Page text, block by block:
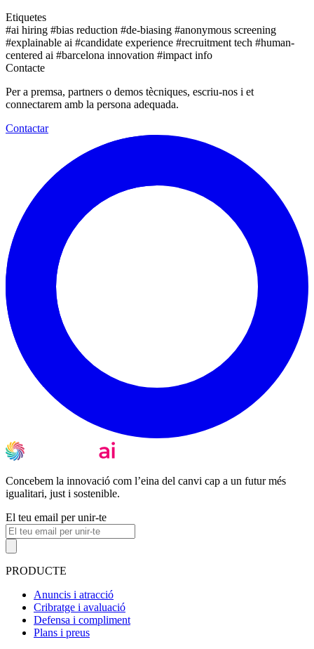
Etiquetes
#ai hiring #bias reduction #de-biasing #anonymous screening
#explainable ai #candidate experience #recruitment tech #human-
centered ai #barcelona innovation #impact info
Contacte
Per a premsa, partners o demos tècniques, escriu-nos i et
connectarem amb la persona adequada.
Contactar
Concebem la innovació com l’eina del canvi cap a un futur més
igualitari, just i sostenible.
El teu email per unir-te
PRODUCTE
Anuncis i atracció
Cribratge i avaluació
Defensa i compliment
Plans i preus